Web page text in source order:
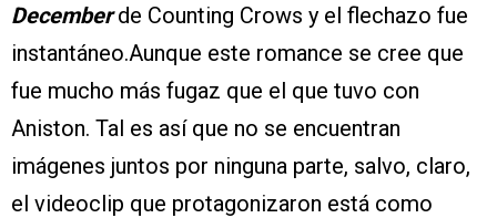
Decemberde Counting Crows y el flechazo fue
instantáneo.Aunque este romance se cree que
fue mucho más fugaz que el que tuvo con
Aniston. Tal es así que no se encuentran
imágenes juntos por ninguna parte, salvo, claro,
el videoclip que protagonizaron está como